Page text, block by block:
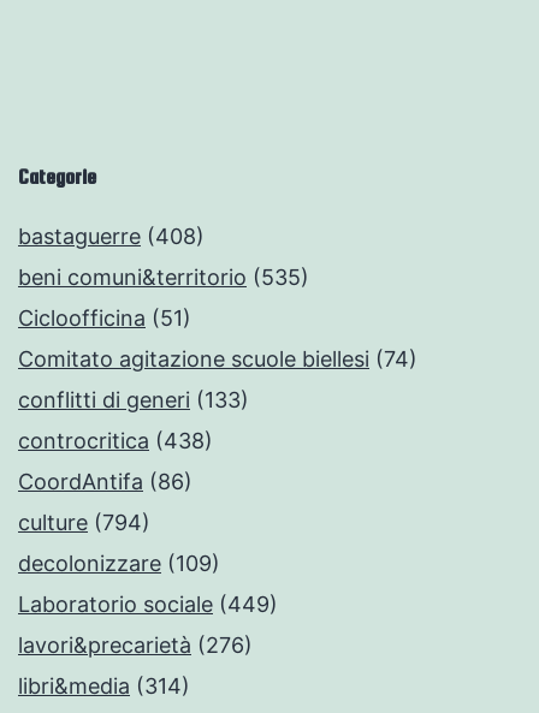
Categorie
bastaguerre (408)
beni comuni&territorio (535)
Cicloofficina (51)
Comitato agitazione scuole biellesi (74)
conflitti di generi (133)
controcritica (438)
CoordAntifa (86)
culture (794)
decolonizzare (109)
Laboratorio sociale (449)
lavori&precarietà (276)
libri&media (314)